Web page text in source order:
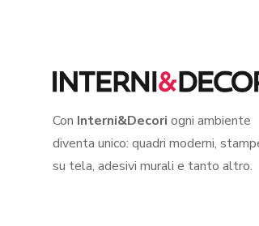
Con Interni&Decori ogni ambiente
diventa unico: quadri moderni,
su tela, adesivi murali e tanto altro.